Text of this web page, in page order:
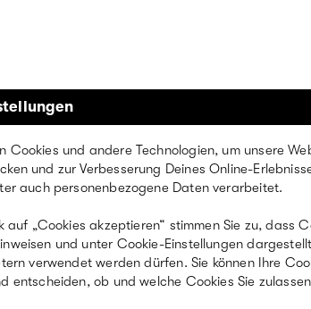
Anmeldung zum
Newsletter
Cookies und andere Technologien, um unsere
und zur Verbesserung Deines Online-
auch personenbezogene Daten verarbeitet.
auf „Cookies akzeptieren“ stimmen Sie zu, dass
und unter Cookie-Einstellungen
verwendet werden dürfen. Sie können Ihre
entscheiden, ob und welche Cookies Sie